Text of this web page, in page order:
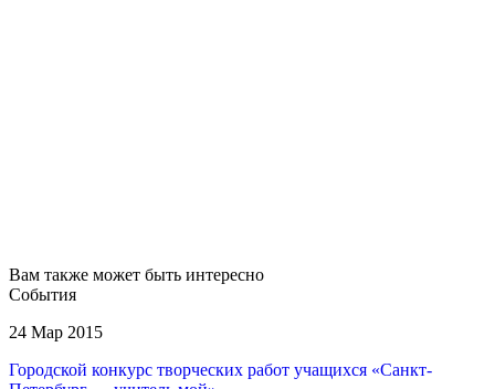
Вам также может быть интересно
События
24 Мар 2015
Городской конкурс творческих работ учащихся «Санкт-